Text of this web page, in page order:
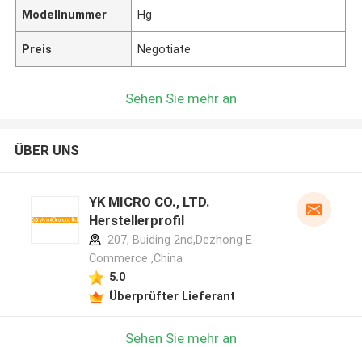
Modellnummer Hg
Preis Negotiate
Sehen Sie mehr an
ÜBER UNS
YK MICRO CO., LTD.
Herstellerprofil
207, Buiding 2nd,Dezhong E-
Commerce ,China
5.0
Überprüfter Lieferant
Sehen Sie mehr an